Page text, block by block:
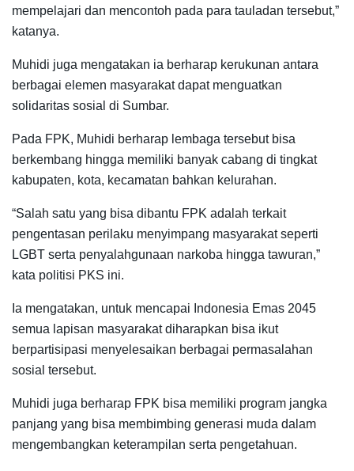
mempelajari dan mencontoh pada para tauladan tersebut,”
katanya.
Muhidi juga mengatakan ia berharap kerukunan antara
berbagai elemen masyarakat dapat menguatkan
solidaritas sosial di Sumbar.
Pada FPK, Muhidi berharap lembaga tersebut bisa
berkembang hingga memiliki banyak cabang di tingkat
kabupaten, kota, kecamatan bahkan kelurahan.
“Salah satu yang bisa dibantu FPK adalah terkait
pengentasan perilaku menyimpang masyarakat seperti
LGBT serta penyalahgunaan narkoba hingga tawuran,”
kata politisi PKS ini.
Ia mengatakan, untuk mencapai Indonesia Emas 2045
semua lapisan masyarakat diharapkan bisa ikut
berpartisipasi menyelesaikan berbagai permasalahan
sosial tersebut.
Muhidi juga berharap FPK bisa memiliki program jangka
panjang yang bisa membimbing generasi muda dalam
mengembangkan keterampilan serta pengetahuan.